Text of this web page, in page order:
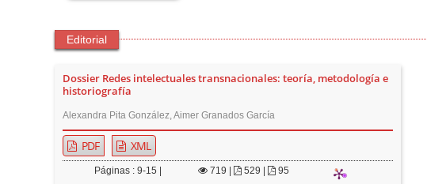
Editorial
Dossier Redes intelectuales transnacionales: teoría, metodología e
historiografía
Alexandra Pita González, Aimer Granados García
PDF XML
Páginas : 9-15 | 719 | 529 | 95